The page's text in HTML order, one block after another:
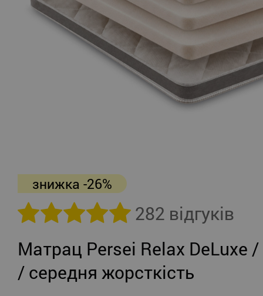
знижка -26%
282 відгуків
Матрац Persei Relax DeLuxe
/ середня жорсткість